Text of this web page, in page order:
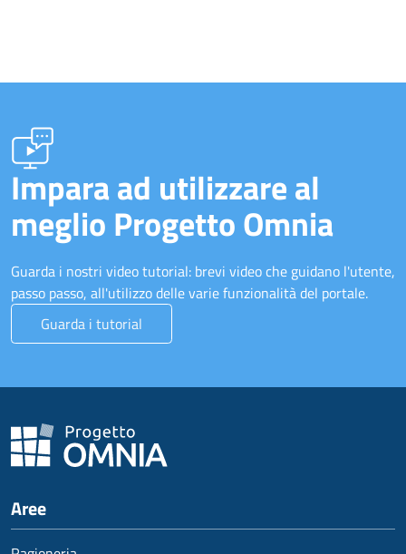
Impara ad utilizzare al
meglio Progetto Omnia
Guarda i nostri video tutorial: brevi video che guidano l'utente,
passo passo, all'utilizzo delle varie funzionalità del portale.
Guarda i tutorial
Aree